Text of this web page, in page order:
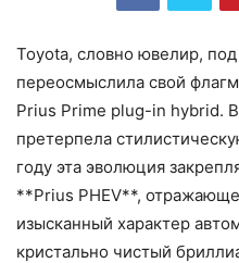
Toyota, словно ювелир,
переосмыслила свой
Prius Prime plug-in hybrid.
претерпела
году эта эволюция
**Prius PHEV**,
изысканный характер
кристально чистый